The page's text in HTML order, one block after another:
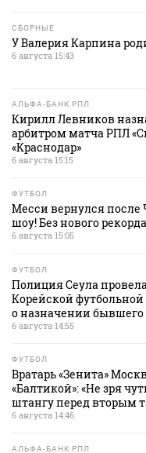
СБОРНЫЕ
У Валерия Карпина
6 августа 15:43
АЛЬФА-БАНК РПЛ
Кирилл Левников
арбитром матча РПЛ
«Краснодар»
6 августа 15:15
ФУТБОЛ
Месси вернулся после
шоу! Без нового
6 августа 15:05
ФУТБОЛ
Полиция Сеула
Корейской
о назначении бывшего
6 августа 14:55
ФУТБОЛ
Вратарь «Зенита»
«Балтикой»: «Не зря
штангу перед вторым
6 августа 14:46
АЛЬФА-БАНК РПЛ